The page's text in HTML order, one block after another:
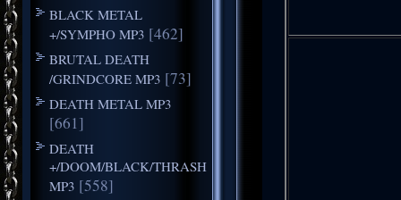
BLACK METAL
+/SYMPHO MP3 [462]
BRUTAL DEATH
/GRINDCORE MP3 [73]
DEATH METAL MP3
[661]
DEATH
+/DOOM/BLACK/THRASH
MP3 [558]